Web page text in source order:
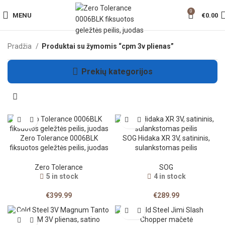
MENU
0
€0.00
Pradžia Produktai su žymomis “cpm 3v plienas”
Prekių kategorijos
Zero Tolerance 0006BLK
fiksuotos geležtės peilis, juodas
Zero Tolerance
5 in stock
€399.99
SOG Hidaka XR 3V, satininis,
sulankstomas peilis
SOG
4 in stock
€289.99